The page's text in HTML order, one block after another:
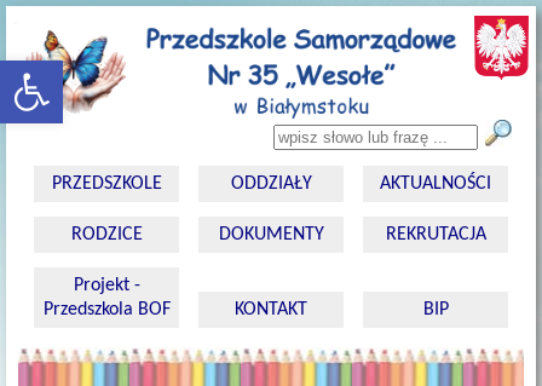
rozwiń/zwiń panel
Wyszukiwarka
PRZEDSZKOLE ODDZIAŁY AKTUALNOŚCI
RODZICE DOKUMENTY REKRUTACJA
Projekt -
Przedszkola BOF
KONTAKT BIP